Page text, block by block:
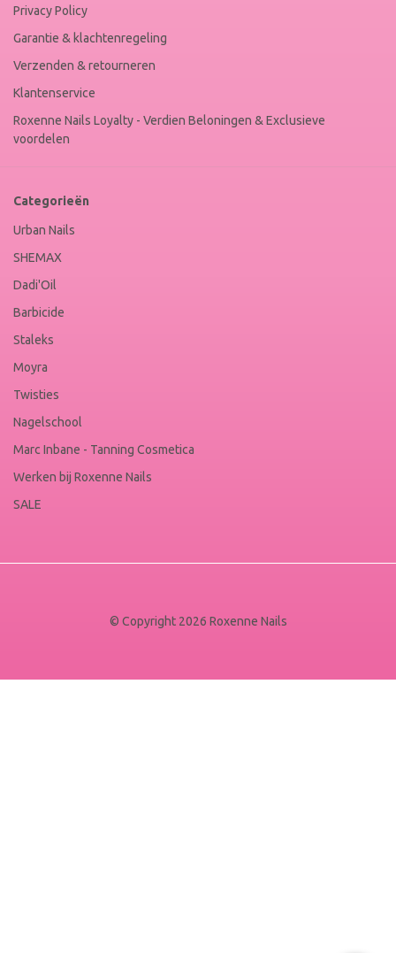
Privacy Policy
Garantie & klachtenregeling
Verzenden & retourneren
Klantenservice
Roxenne Nails Loyalty - Verdien Beloningen & Exclusieve
voordelen
Categorieën
Urban Nails
SHEMAX
Dadi'Oil
Barbicide
Staleks
Moyra
Twisties
Nagelschool
Marc Inbane - Tanning Cosmetica
Werken bij Roxenne Nails
SALE
© Copyright 2026 Roxenne Nails